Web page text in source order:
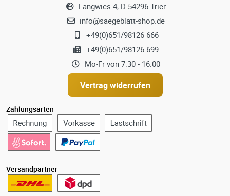
Langwies 4, D-54296 Trier
info@saegeblatt-shop.de
+49(0)651/98126 666
+49(0)651/98126 699
Mo-Fr von 7:30 - 16:00
Vertrag widerrufen
Zahlungsarten
Versandpartner